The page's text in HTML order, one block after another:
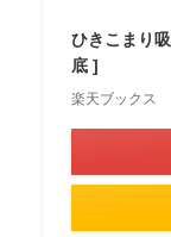
ひきこまり
底 ]
楽天ブックス